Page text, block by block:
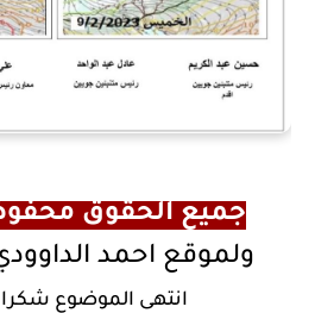
جميع الحقوق
ولموقع احمد
انتهى الموضوع